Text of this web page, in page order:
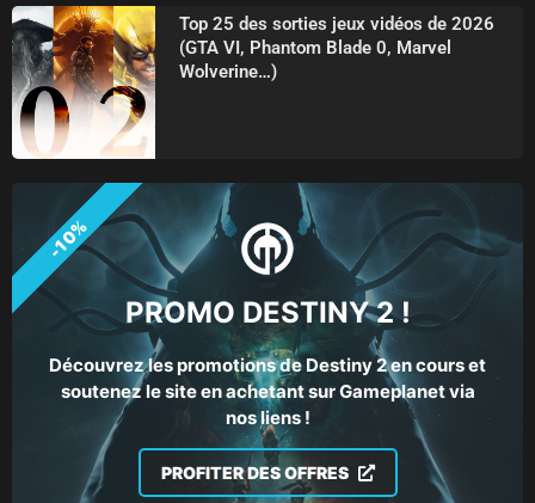
Top 25 des sorties jeux vidéos de 2026
(GTA VI, Phantom Blade 0, Marvel
Wolverine…)
PROMO DESTINY 2 !
Découvrez les promotions de Destiny 2 en cours et
soutenez le site en achetant sur Gameplanet via
nos liens !
PROFITER DES OFFRES
-10%